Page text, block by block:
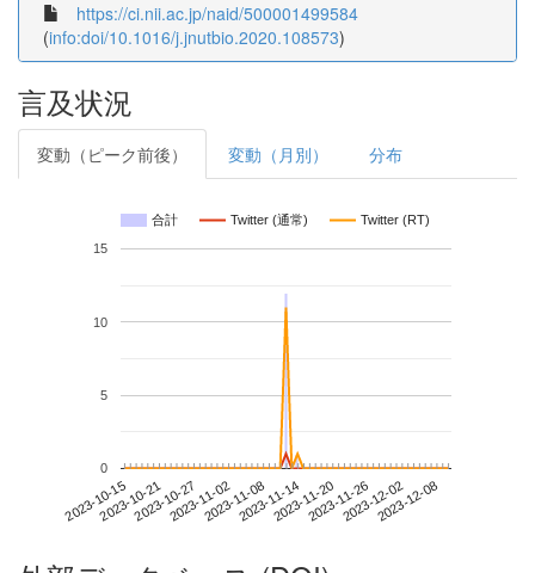
https://ci.nii.ac.jp/naid/500001499584
(info:doi/10.1016/j.jnutbio.2020.108573)
言及状況
変動（ピーク前後） 変動（月別） 分布
合計 Twitter (通常) Twitter (RT)
2023-10-152023-10-212023-10-272023-11-022023-11-082023-11-142023-11-202023-11-262023-12-022023-12-08
0
5
10
15